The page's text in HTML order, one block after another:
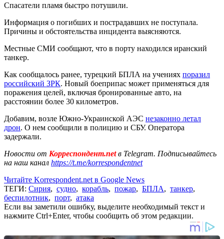
Спасатели пламя быстро потушили.
Информация о погибших и пострадавших не поступала.
Причины и обстоятельства инцидента выясняются.
Местные СМИ сообщают, что в порту находился иранский
танкер.
Как сообщалось ранее, турецкий БПЛА на учениях поразил
российский ЗРК. Новый боеприпас может применяться для
поражения целей, включая бронированные авто, на
расстоянии более 30 километров.
Добавим, возле Южно-Украинской АЭС незаконно летал
дрон. О нем сообщили в полицию и СБУ. Оператора
задержали.
Новости от Корреспондент.netв Telegram. Подписывайтесь
на наш канал https://t.me/korrespondentnet
Читайте Korrespondent.net в Google News
ТЕГИ: Сирия, судно, корабль, пожар, БПЛА, танкер,
беспилотник, порт, атака
Если вы заметили ошибку, выделите необходимый текст и
нажмите Ctrl+Enter, чтобы сообщить об этом редакции.